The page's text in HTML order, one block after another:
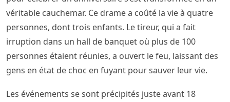
véritable cauchemar. Ce drame a coûté la vie à quatre
personnes, dont trois enfants. Le tireur, qui a fait
irruption dans un hall de banquet où plus de 100
personnes étaient réunies, a ouvert le feu, laissant des
gens en état de choc en fuyant pour sauver leur vie.
Les événements se sont précipités juste avant 18